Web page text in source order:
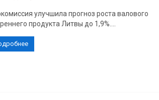
улучшила прогноз роста валового
продукта Литвы до 1,9%....